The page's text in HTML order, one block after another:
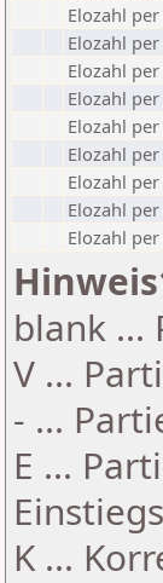
Elozahl
Elozahl
Elozahl
Elozahl
Elozahl
Elozahl
Elozahl
Elozahl
Elozahl
blank ...
V ...
- ...
E ...
K ...